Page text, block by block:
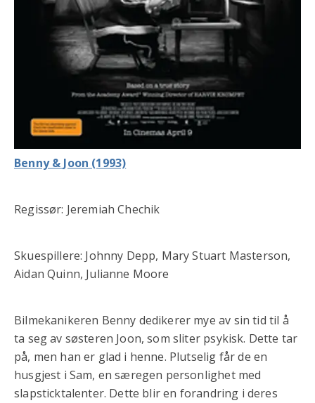
Benny & Joon (1993)
Regissør: Jeremiah Chechik
Skuespillere: Johnny Depp, Mary Stuart Masterson,
Aidan Quinn, Julianne Moore
Bilmekanikeren Benny dedikerer mye av sin tid til å
ta seg av søsteren Joon, som sliter psykisk. Dette tar
på, men han er glad i henne. Plutselig får de en
husgjest i Sam, en særegen personlighet med
slapsticktalenter. Dette blir en forandring i deres